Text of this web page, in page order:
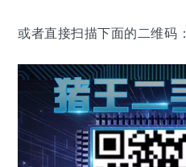
或者直接扫描下面的二维码：